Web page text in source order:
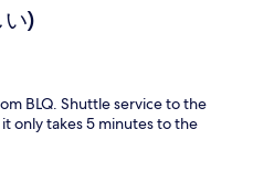
い)
BLQ. Shuttle service to the
only takes 5 minutes to the